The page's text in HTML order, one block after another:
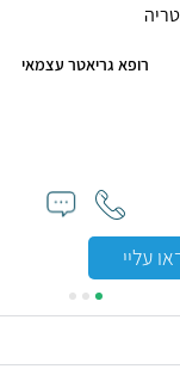
רופא גריאטר עצמאי
עליי